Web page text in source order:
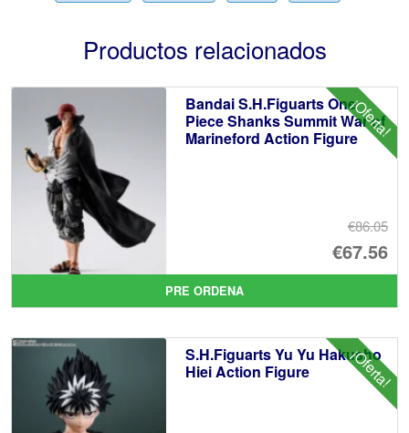
Productos relacionados
¡Oferta!
Bandai S.H.Figuarts One
Piece Shanks Summit War of
Marineford Action Figure
€86.05
El
€67.56
El
PRE ORDENA
¡Oferta!
S.H.Figuarts Yu Yu Hakusho
Hiei Action Figure